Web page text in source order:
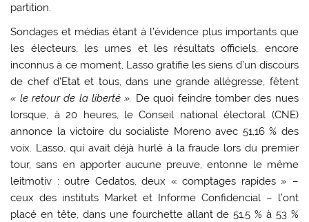
partition.
Sondages et médias étant à l’évidence plus importants que
les électeurs, les urnes et les résultats officiels, encore
inconnus à ce moment, Lasso gratifie les siens d’un discours
de chef d’Etat et tous, dans une grande allégresse, fêtent
« le retour de la liberté ». De quoi feindre tomber des nues
lorsque, à 20 heures, le Conseil national électoral (CNE)
annonce la victoire du socialiste Moreno avec 51,16 % des
voix. Lasso, qui avait déjà hurlé à la fraude lors du premier
tour, sans en apporter aucune preuve, entonne le même
leitmotiv : outre Cedatos, deux « comptages rapides » –
ceux des instituts Market et Informe Confidencial – l’ont
placé en tête, dans une fourchette allant de 51,5 % à 53 %